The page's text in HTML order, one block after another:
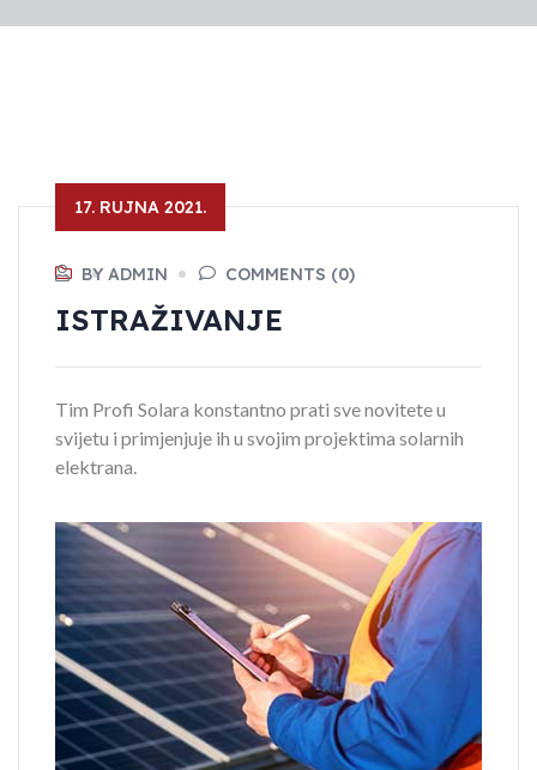
17. RUJNA 2021.
BY ADMIN COMMENTS (0)
ISTRAŽIVANJE
Tim Profi Solara konstantno prati sve novitete u
svijetu i primjenjuje ih u svojim projektima solarnih
elektrana.